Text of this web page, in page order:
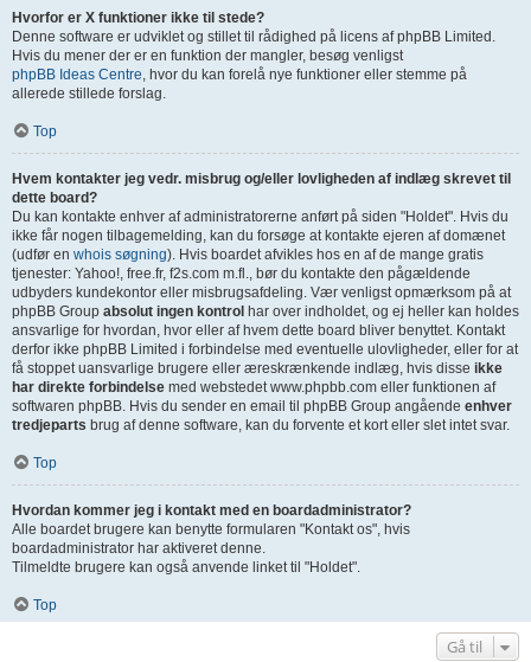
Hvorfor er X funktioner ikke til stede?
Denne software er udviklet og stillet til rådighed på licens af phpBB Limited.
Hvis du mener der er en funktion der mangler, besøg venligst
phpBB Ideas Centre, hvor du kan forelå nye funktioner eller stemme på
allerede stillede forslag.
Top
Hvem kontakter jeg vedr. misbrug og/eller lovligheden af indlæg skrevet til
dette board?
Du kan kontakte enhver af administratorerne anført på siden "Holdet". Hvis du
ikke får nogen tilbagemelding, kan du forsøge at kontakte ejeren af domænet
(udfør en whois søgning). Hvis boardet afvikles hos en af de mange gratis
tjenester: Yahoo!, free.fr, f2s.com m.fl., bør du kontakte den pågældende
udbyders kundekontor eller misbrugsafdeling. Vær venligst opmærksom på at
phpBB Group absolut ingen kontrol har over indholdet, og ej heller kan holdes
ansvarlige for hvordan, hvor eller af hvem dette board bliver benyttet. Kontakt
derfor ikke phpBB Limited i forbindelse med eventuelle ulovligheder, eller for at
få stoppet uansvarlige brugere eller æreskrænkende indlæg, hvis disse ikke
har direkte forbindelse med webstedet www.phpbb.com eller funktionen af
softwaren phpBB. Hvis du sender en email til phpBB Group angående enhver
tredjeparts brug af denne software, kan du forvente et kort eller slet intet svar.
Top
Hvordan kommer jeg i kontakt med en boardadministrator?
Alle boardet brugere kan benytte formularen "Kontakt os", hvis
boardadministrator har aktiveret denne.
Tilmeldte brugere kan også anvende linket til "Holdet".
Top
Gå til